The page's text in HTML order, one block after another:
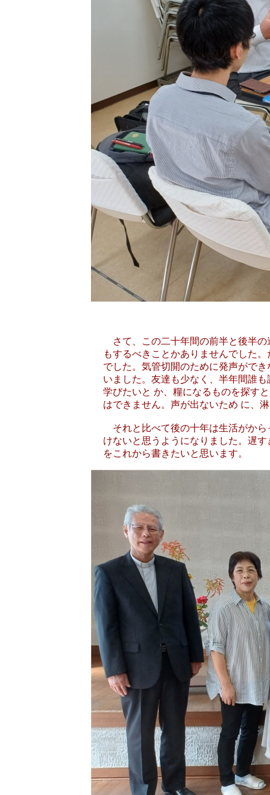
さて、この二十年間の前半と後半の
もするべきことかありませんでした
でした。気管切開のために発声がで
いました。友達も少なく、半年間誰
学びたいと か、糧になるものを探す
はできません。声が出ないため に、
それと比べて後の十年は生活がから
けないと思うようになりました。遅
をこれから書きたいと思います。